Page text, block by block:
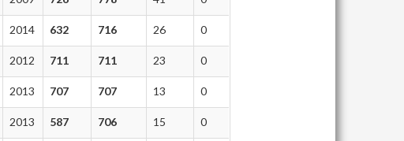
2014 632 716 26 0
2012 711 711 23 0
2013 707 707 13 0
2013 587 706 15 0